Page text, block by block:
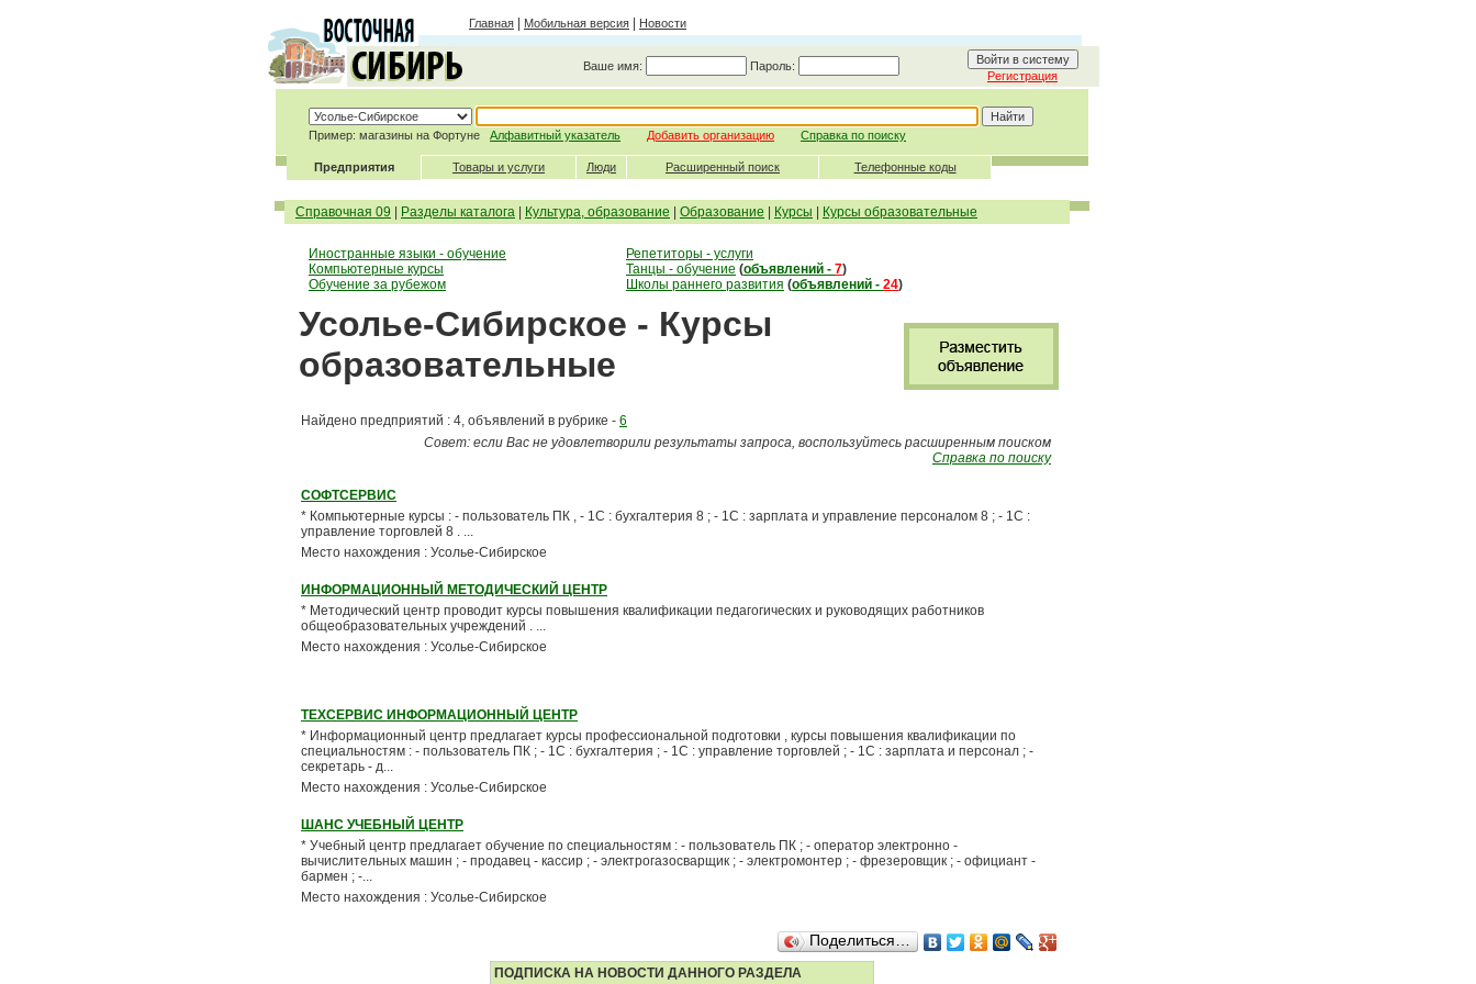
Главная Мобильная версия Новости
Ваше имя: Пароль:
Регистрация
Пример: магазины на Фортуне Алфавитный указатель Добавить организацию Справка по поиску
Предприятия Товары и услуги Люди Расширенный поиск Телефонные коды
Справочная 09 Разделы каталога Культура, образование Образование Курсы Курсы образовательные
Иностранные языки - обучение
Компьютерные курсы
Обучение за рубежом
Репетиторы - услуги
Танцы - обучение (объявлений - 7)
Школы раннего развития (объявлений - 24)
Усолье-Сибирское - Курсы
образовательные
Найдено предприятий : 4, объявлений в рубрике - 6
Совет: если Вас не удовлетворили результаты запроса, воспользуйтесь расширенным поиском
Справка по поиску
СОФТСЕРВИС
* Компьютерные курсы : - пользователь ПК , - 1С : бухгалтерия 8 ; - 1С : зарплата и управление персоналом 8 ; - 1С :
управление торговлей 8 . ...
Место нахождения : Усолье-Сибирское
ИНФОРМАЦИОННЫЙ МЕТОДИЧЕСКИЙ ЦЕНТР
* Методический центр проводит курсы повышения квалификации педагогических и руководящих работников
общеобразовательных учреждений . ...
Место нахождения : Усолье-Сибирское
ТЕХСЕРВИС ИНФОРМАЦИОННЫЙ ЦЕНТР
* Информационный центр предлагает курсы профессиональной подготовки , курсы повышения квалификации по
специальностям : - пользователь ПК ; - 1С : бухгалтерия ; - 1С : управление торговлей ; - 1С : зарплата и персонал ; -
секретарь - д...
Место нахождения : Усолье-Сибирское
ШАНС УЧЕБНЫЙ ЦЕНТР
* Учебный центр предлагает обучение по специальностям : - пользователь ПК ; - оператор электронно -
вычислительных машин ; - продавец - кассир ; - электрогазосварщик ; - электромонтер ; - фрезеровщик ; - официант -
бармен ; -...
Место нахождения : Усолье-Сибирское
Поделиться…
ПОДПИСКА НА НОВОСТИ ДАННОГО РАЗДЕЛА